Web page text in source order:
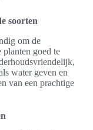
soorten
om de
planten goed te
water geven en
van een prachtige